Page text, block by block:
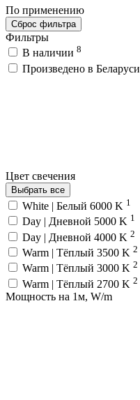
По применению
Сброс фильтра
Фильтры
В наличии 8
Произведено в Беларуси
Цвет свечения
Выбрать все
White | Белый 6000 K 1
Day | Дневной 5000 K 1
Day | Дневной 4000 K 2
Warm | Тёплый 3500 K 2
Warm | Тёплый 3000 K 2
Warm | Тёплый 2700 K 2
Мощность на 1м, W/m